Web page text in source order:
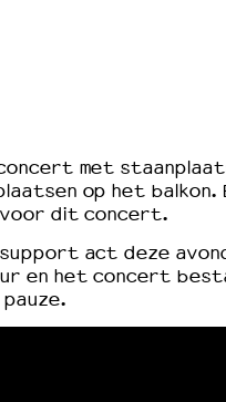
met
op het balkon.
dit concert.
act deze
en het concert